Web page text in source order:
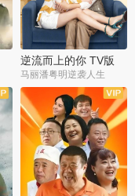
逆流而上的你 TV版
马丽潘粤明逆袭人生
全35集